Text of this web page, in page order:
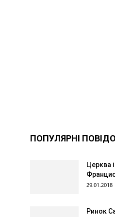
ПОПУЛЯРНІ
Церква
29.01.2018
Ринок